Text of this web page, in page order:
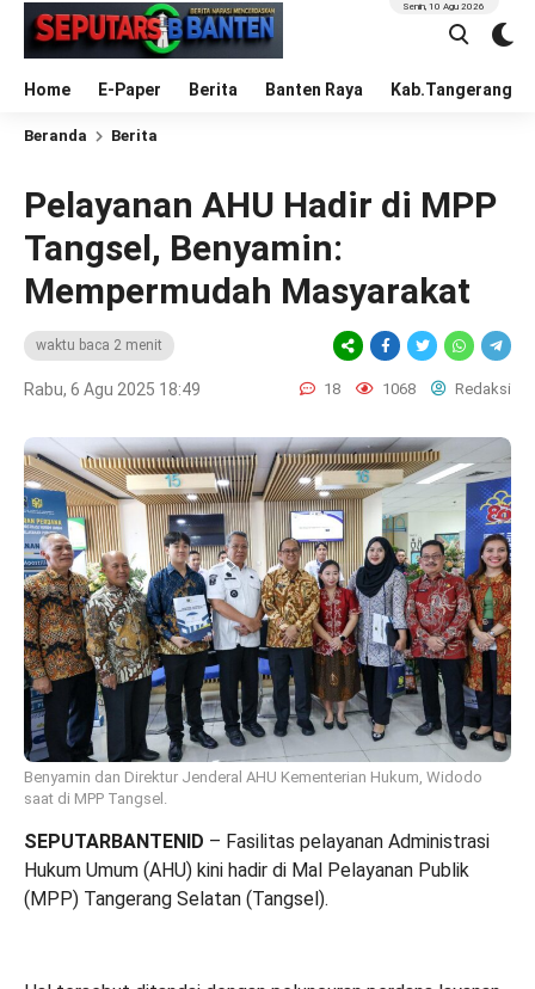
Home E-Paper Berita Banten Raya Kab.Tangerang
Senin, 10 Agu 2026
Beranda Berita
Pelayanan AHU Hadir di MPP
Tangsel, Benyamin:
Mempermudah Masyarakat
waktu baca 2 menit
Rabu, 6 Agu 2025 18:49 18 1068 Redaksi
Benyamin dan Direktur Jenderal AHU Kementerian Hukum, Widodo
saat di MPP Tangsel.
SEPUTARBANTENID – Fasilitas pelayanan Administrasi
Hukum Umum (AHU) kini hadir di Mal Pelayanan Publik
(MPP) Tangerang Selatan (Tangsel).